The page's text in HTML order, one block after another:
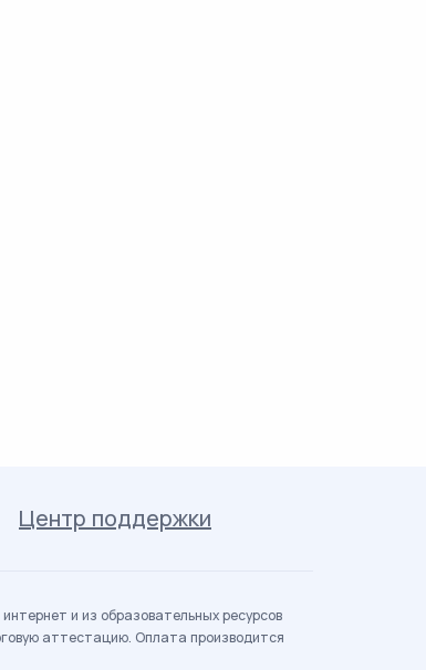
Центр поддержки
и из образовательных ресурсов
аттестацию. Оплата производится